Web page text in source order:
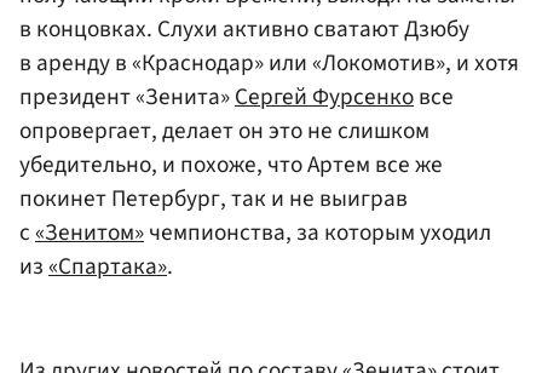
в концовках. Слухи активно сватают Дзюбу
в аренду в «Краснодар» или «Локомотив», и хотя
президент «Зенита»Сергей Фурсенковсе
опровергает, делает он это не слишком
убедительно, и похоже, что Артем все же
покинет Петербург, так и не выиграв
с«Зенитом»чемпионства, за которым уходил
из«Спартака».